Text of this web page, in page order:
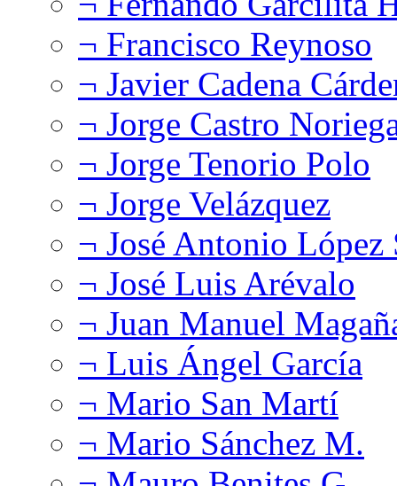
¬ Francisco Reynoso
¬ Javier Cadena
¬ Jorge Castro
¬ Jorge Tenorio Polo
¬ Jorge Velázquez
¬ José Antonio López
¬ José Luis Arévalo
¬ Juan Manuel
¬ Luis Ángel García
¬ Mario San Martí
¬ Mario Sánchez M.